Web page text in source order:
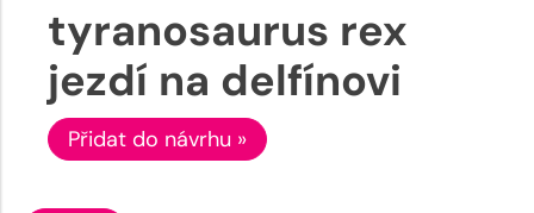
tyranosaurus rex
jezdí na delfínovi
Přidat do návrhu »